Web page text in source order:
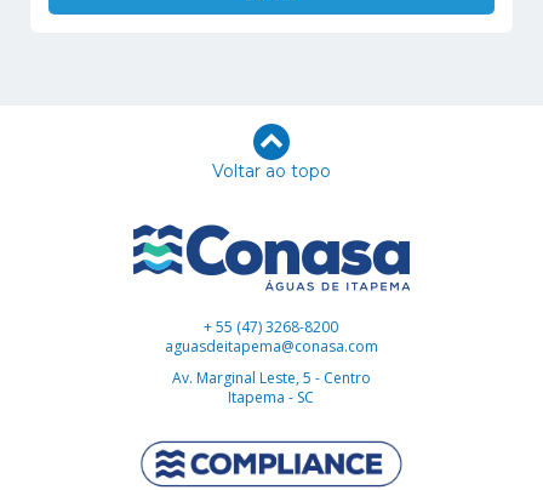
Voltar ao topo
+ 55 (47) 3268-8200
aguasdeitapema@conasa.com
Av. Marginal Leste, 5 - Centro
Itapema - SC